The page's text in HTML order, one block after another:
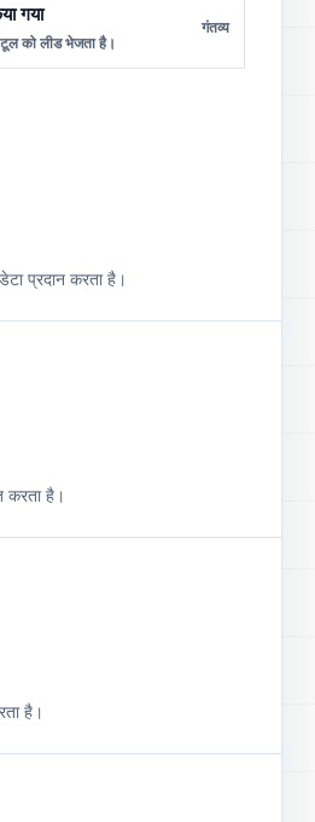
गया
टूल को लीड भेजता है।
गंतव्य
प्रदान करता है।
करता है।
है।